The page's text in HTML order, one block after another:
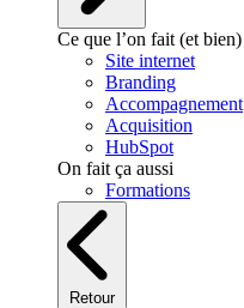
Ce que l’on fait (et bien)
Site internet
Branding
Accompagnement
Acquisition
HubSpot
On fait ça aussi
Formations
Retour